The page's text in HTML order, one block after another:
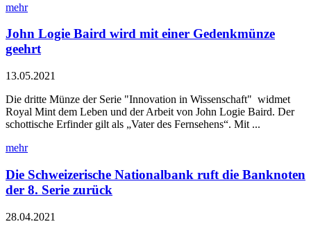
mehr
John Logie Baird wird mit einer Gedenkmünze
geehrt
13.05.2021
Die dritte Münze der Serie "Innovation in Wissenschaft" widmet
Royal Mint dem Leben und der Arbeit von John Logie Baird. Der
schottische Erfinder gilt als „Vater des Fernsehens“. Mit ...
mehr
Die Schweizerische Nationalbank ruft die Banknoten
der 8. Serie zurück
28.04.2021